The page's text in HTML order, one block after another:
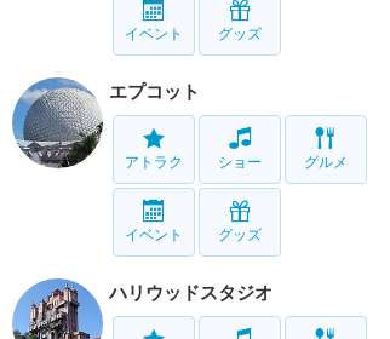
イベント グッズ
エプコット
アトラク ショー グルメ
イベント グッズ
ハリウッドスタジオ